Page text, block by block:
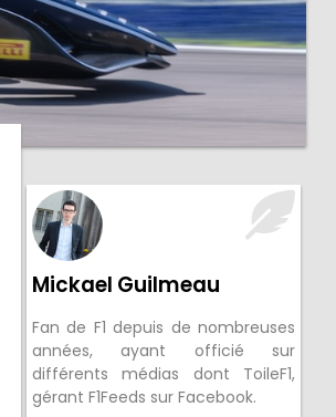
Mickael Guilmeau
Fan de F1 depuis de nombreuses
années, ayant officié sur
différents médias dont ToileF1,
gérant F1Feeds sur Facebook.